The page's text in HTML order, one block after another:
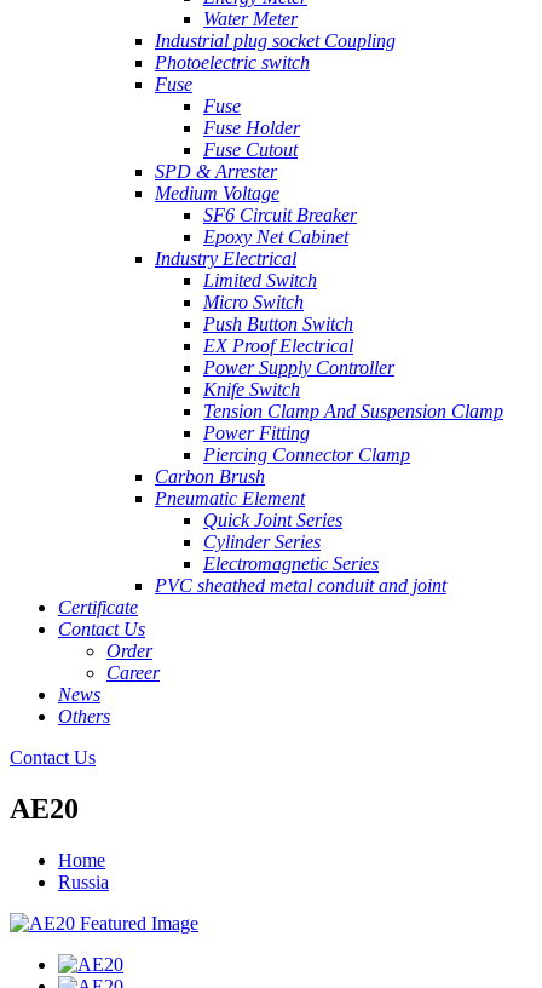
Water Meter
Industrial plug socket Coupling
Photoelectric switch
Fuse
Fuse
Fuse Holder
Fuse Cutout
SPD & Arrester
Medium Voltage
SF6 Circuit Breaker
Epoxy Net Cabinet
Industry Electrical
Limited Switch
Micro Switch
Push Button Switch
EX Proof Electrical
Power Supply Controller
Knife Switch
Tension Clamp And Suspension Clamp
Power Fitting
Piercing Connector Clamp
Carbon Brush
Pneumatic Element
Quick Joint Series
Cylinder Series
Electromagnetic Series
PVC sheathed metal conduit and joint
Certificate
Contact Us
Order
Career
News
Others
Contact Us
AE20
Home
Russia